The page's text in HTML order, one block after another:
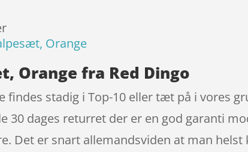
Orange
Orange fra Red Dingo
findes stadig i Top-10 eller tæt på i vores
30 dages returret der er en god garanti
Det er snart allemandsviden at man